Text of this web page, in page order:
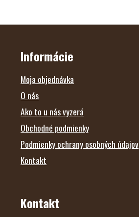
Z
Informácie
Moja objednávka
O nás
Ako to u nás vyzerá
Obchodné podmienky
Podmienky ochrany osobných údajov
Kontakt
Kontakt